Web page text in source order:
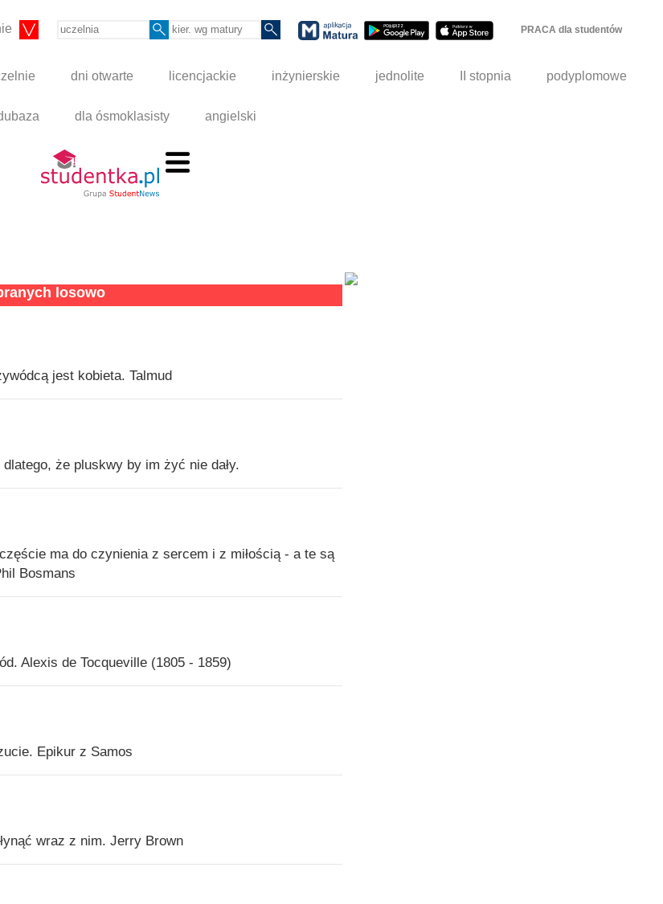
PRACA dla studentów
dni otwarte licencjackie inżynierskie jednolite II stopnia podyplomowe
dla ósmoklasisty angielski
losowo
jest kobieta. Talmud
że pluskwy by im żyć nie dały.
ma do czynienia z sercem i z miłością - a te są
Bosmans
Alexis de Tocqueville (1805 - 1859)
Epikur z Samos
wraz z nim. Jerry Brown